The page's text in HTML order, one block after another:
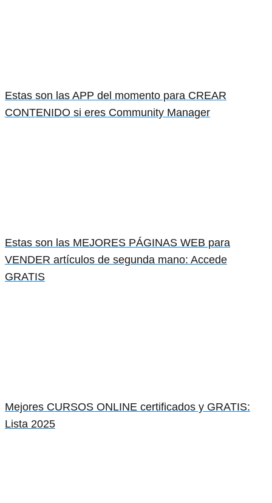
Estas son las APP del momento para CREAR
CONTENIDO si eres Community Manager
Estas son las MEJORES PÁGINAS WEB para
VENDER artículos de segunda mano: Accede
GRATIS
Mejores CURSOS ONLINE certificados y GRATIS:
Lista 2025